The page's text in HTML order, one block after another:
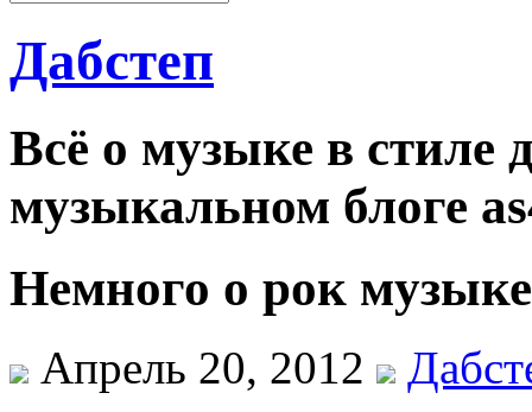
Дабстеп
Всё о музыке в стиле
музыкальном блоге
Немного о рок музыке
Апрель 20, 2012